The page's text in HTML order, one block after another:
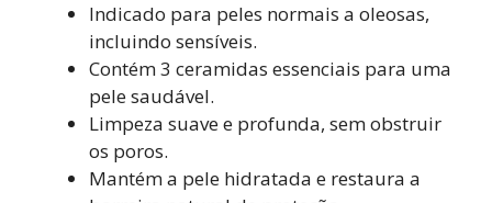
Indicado para peles normais a oleosas,
incluindo sensíveis.
Contém 3 ceramidas essenciais para uma
pele saudável.
Limpeza suave e profunda, sem obstruir
os poros.
Mantém a pele hidratada e restaura a